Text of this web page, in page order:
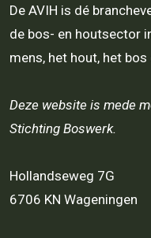
De AVIH is dé
de bos- en houtsector
mens, het hout, het bos
Deze website is mede
Stichting Boswerk.
Hollandseweg 7G
6706 KN Wageningen